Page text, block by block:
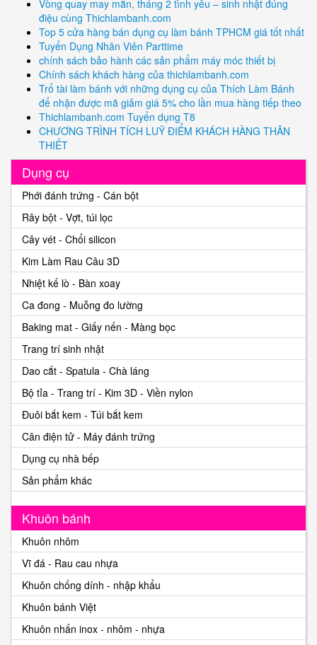
Vòng quay may mắn, tháng 2 tình yêu – sinh nhật đúng
điệu cùng Thichlambanh.com
Top 5 cửa hàng bán dụng cụ làm bánh TPHCM giá tốt nhất
Tuyển Dụng Nhân Viên Parttime
chính sách bảo hành các sản phẩm máy móc thiết bị
Chính sách khách hàng của thichlambanh.com
Trổ tài làm bánh với những dụng cụ của Thích Làm Bánh
để nhận được mã giảm giá 5% cho lần mua hàng tiếp theo
Thichlambanh.com Tuyển dụng T8
CHƯƠNG TRÌNH TÍCH LUỸ ĐIỂM KHÁCH HÀNG THÂN
THIẾT
Dụng cụ
Phới đánh trứng - Cán bột
Rây bột - Vợt, túi lọc
Cây vét - Chổi silicon
Kim Làm Rau Câu 3D
Nhiệt kế lò - Bàn xoay
Ca đong - Muỗng đo lường
Baking mat - Giấy nến - Màng bọc
Trang trí sinh nhật
Dao cắt - Spatula - Chà láng
Bộ tỉa - Trang trí - Kim 3D - Viền nylon
Đuôi bắt kem - Túi bắt kem
Cân điện tử - Máy đánh trứng
Dụng cụ nhà bếp
Sản phẩm khác
Khuôn bánh
Khuôn nhôm
Vĩ đá - Rau cau nhựa
Khuôn chống dính - nhập khẩu
Khuôn bánh Việt
Khuôn nhấn inox - nhôm - nhựa